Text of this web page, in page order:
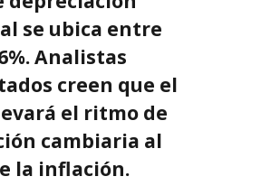
se ubica entre
Analistas
creen que el
el ritmo de
cambiaria al
la inflación.